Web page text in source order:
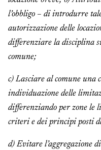
l’obbligo – di introdurre
autorizzazione delle
differenziare la disciplina
comune;
c) Lasciare al comune una
individuazione delle
differenziando per zone le
criteri e dei principi posti
d) Evitare l’aggregazione